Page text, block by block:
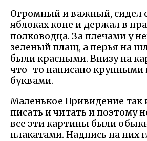
Огромный и важный, сидел
яблоках коне и держал в
полководца. За плечами у
зеленый плащ, а перья на
были красными. Внизу на
что-то написано
буквами.
Маленькое Привидение так
писать и читать и поэтому
все эти картины были
плакатами. Надпись на них